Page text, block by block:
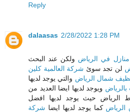
Reply
dalaasas 2/28/2022 1:28 PM
في الرياض ولكن عند البحث
لن تجد سوئ شركة العالمية كلين
شمال الرياض والتي يوجد لديها
ويوجد لديها ايضا العديد من
الرياض حيث يوجد لديها افضل
كما يوجد لديها ايضا شركة